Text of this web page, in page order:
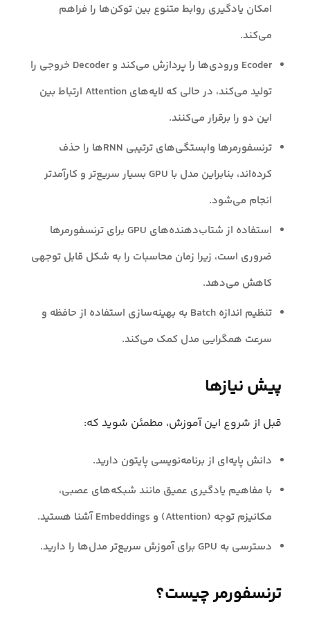
امکان یادگیری روابط متنوع بین توکن‌ها را فراهم
می‌کند.
Ecoder ورودی‌ها را پردازش می‌کند و Decoder خروجی را
تولید می‌کند، در حالی که لایه‌های Attention ارتباط بین
این دو را برقرار می‌کنند.
ترنسفورمرها وابستگی‌های ترتیبی RNNها را حذف
کرده‌اند، بنابراین مدل با GPU بسیار سریع‌تر و کارآمدتر
انجام می‌شود.
استفاده از شتاب‌دهنده‌های GPU برای ترنسفورمرها
ضروری است، زیرا زمان محاسبات را به شکل قابل توجهی
کاهش می‌دهد.
تنظیم اندازه Batch به بهینه‌سازی استفاده از حافظه و
سرعت همگرایی مدل کمک می‌کند.
پیش نیازها
قبل از شروع این آموزش، مطمئن شوید که:
دانش پایه‌ای از برنامه‌نویسی پایتون دارید.
با مفاهیم یادگیری عمیق مانند شبکه‌های عصبی،
مکانیزم توجه (Attention) و Embeddings آشنا هستید.
دسترسی به GPU برای آموزش سریع‌تر مدل‌ها را دارید.
ترنسفورمر چیست؟